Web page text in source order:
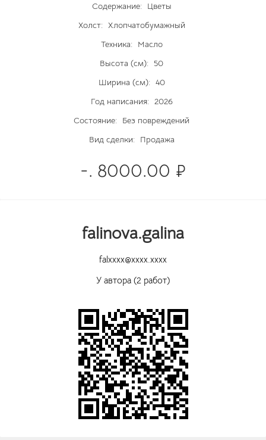
Содержание:
Цветы
Холст: Хлопчатобумажный
Техника:
Масло
Высота (см):
50
Ширина (см): 40
Год написания: 2026
Состояние:
Без повреждений
Вид сделки:
Продажа
-. 8000.00 ₽
falinova.galina
falxxxx@xxxx.xxxx
У автора (2 работ)